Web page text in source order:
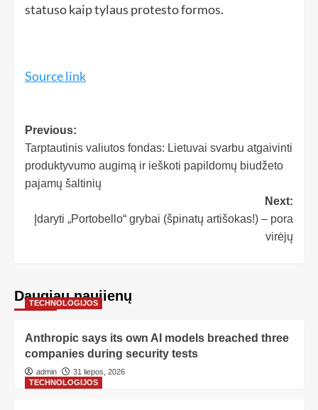
statuso kaip tylaus protesto formos.
Source link
Previous:
Tarptautinis valiutos fondas: Lietuvai svarbu atgaivinti
produktyvumo augimą ir ieškoti papildomų biudžeto
pajamų šaltinių
Next:
Įdaryti „Portobello“ grybai (špinatų artišokas!) – pora
virėjų
Daugiau naujienų
TECHNOLOGIJOS
Anthropic says its own AI models breached three
companies during security tests
admin
31 liepos, 2026
TECHNOLOGIJOS